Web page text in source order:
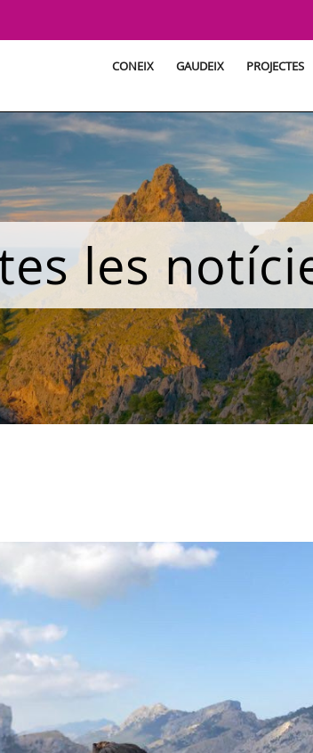
CONEIX GAUDEIX PROJECTES
les